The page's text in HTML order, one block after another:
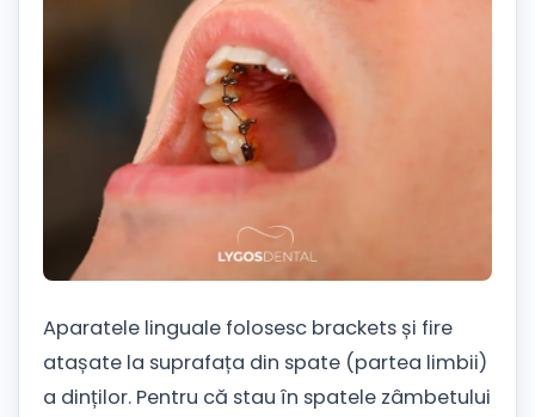
Aparatele linguale folosesc brackets și fire
atașate la suprafața din spate (partea limbii)
a dinților. Pentru că stau în spatele zâmbetului